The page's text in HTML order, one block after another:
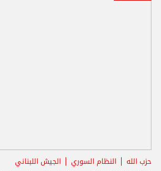
حزب الله النظام السوري الجيش اللبناني